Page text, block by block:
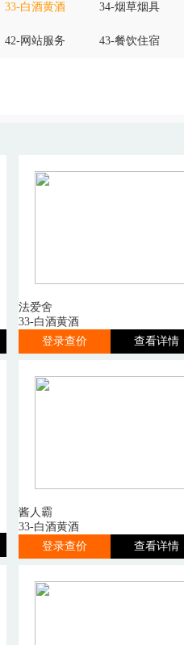
33-白酒黄酒 34-烟草烟具
42-网站服务 43-餐饮住宿
法爱舍
33-白酒黄酒
登录查价
查看详情
酱人霸
33-白酒黄酒
登录查价
查看详情